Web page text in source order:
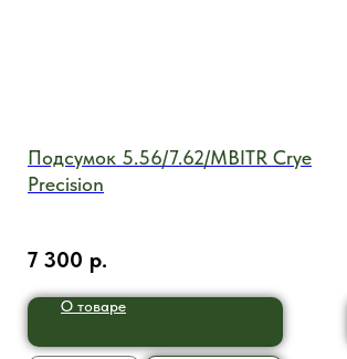
Подсумок 5.56/7.62/MBITR Crye
Precision
7 300 р.
О товаре